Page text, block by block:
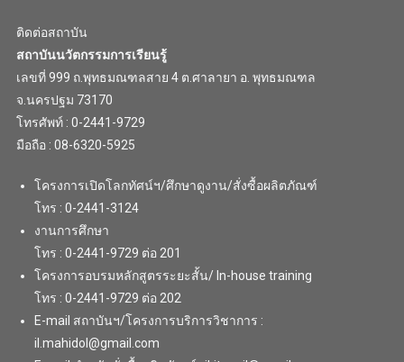
ติดต่อสถาบัน
สถาบันนวัตกรรมการเรียนรู้
เลขที่ 999 ถ.พุทธมณฑลสาย 4 ต.ศาลายา อ. พุทธมณฑล
จ.นครปฐม 73170
โทรศัพท์ : 0-2441-9729
มือถือ : 08-6320-5925
โครงการเปิดโลกทัศน์ฯ/ศึกษาดูงาน/สั่งซื้อผลิตภัณฑ์
โทร : 0-2441-3124
งานการศึกษา
โทร : 0-2441-9729 ต่อ 201
โครงการอบรมหลักสูตรระยะสั้น/ In-house training
โทร : 0-2441-9729 ต่อ 202
E-mail สถาบันฯ/โครงการบริการวิชาการ :
il.mahidol@gmail.com